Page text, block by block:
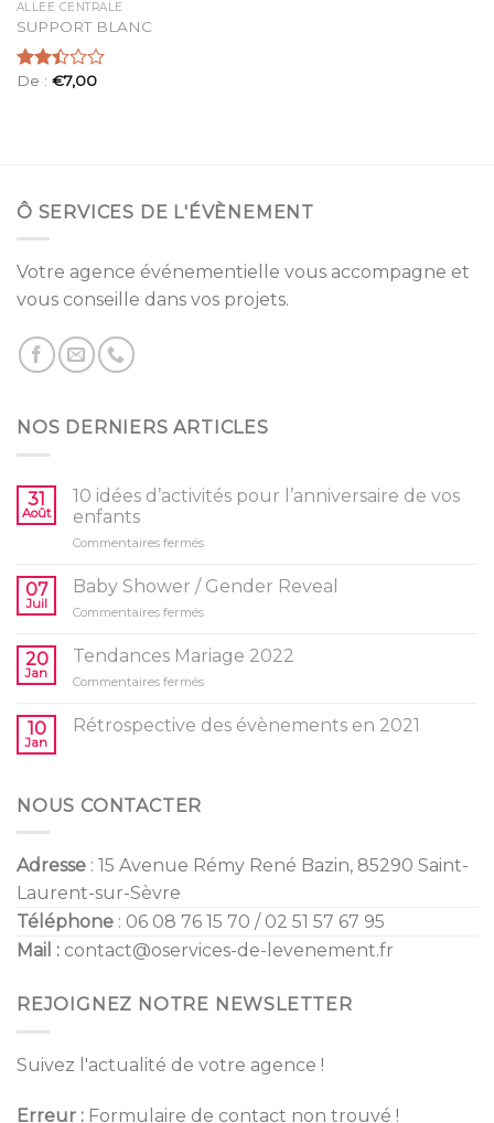
ALLÉE CENTRALE
SUPPORT BLANC
Note
De : €7,00
Ô SERVICES DE L'ÉVÈNEMENT
Votre agence événementielle vous accompagne et
vous conseille dans vos projets.
NOS DERNIERS ARTICLES
31
Août
10 idées d’activités pour l’anniversaire de vos
enfants
Commentaires ferméssur
idées
d’activités
pour
de
enfants
07
Juil
Baby Shower / Gender Reveal
Commentaires ferméssur
Shower
/
Gender
20
Jan
Tendances Mariage 2022
Commentaires ferméssur
Mariage
2022
10
Jan
Rétrospective des évènements en 2021
NOUS CONTACTER
Adresse : 15 Avenue Rémy René Bazin, 85290 Saint-
Laurent-sur-Sèvre
Téléphone : 06 08 76 15 70 / 02 51 57 67 95
Mail : contact@oservices-de-levenement.fr
REJOIGNEZ NOTRE NEWSLETTER
Suivez l'actualité de votre agence !
Erreur : Formulaire de contact non trouvé !